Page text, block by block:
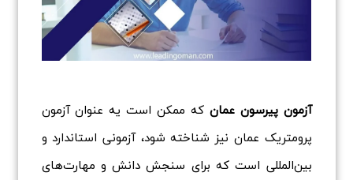
آزمون پیرسون عمان که ممکن است یه عنوان آزمون
پرومتریک عمان نیز شناخته شود، آزمونی استاندارد و
بین‌المللی است که برای سنجش دانش و مهارت‌های